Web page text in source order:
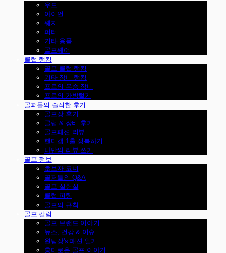
우드
아이언
웨지
퍼터
기타 용품
골프웨어
클럽 랭킹
골프 클럽 랭킹
기타 장비 랭킹
프로의 우승 장비
프로의 가방털기
골퍼들의 솔직한 후기
골프장 후기
클럽 & 장비 후기
골프패션 리뷰
핸디캡 1홀 정복하기
나만의 리뷰 쓰기
골프 정보
초보자 코너
골퍼들의 Q&A
골프 실험실
클럽 피팅
골프의 규칙
골프 칼럼
골프 브랜드 이야기
뉴스, 건강 & 이슈
원팀장's 패션 일기
흥미로운 골프 이야기